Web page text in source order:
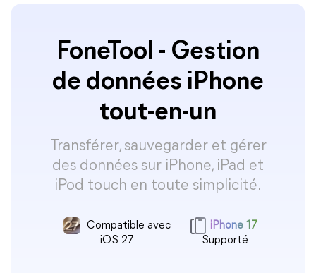
FoneTool - Gestion
de données iPhone
tout-en-un
Transférer, sauvegarder et gérer
des données sur iPhone, iPad et
iPod touch en toute simplicité.
Compatible avec
iOS 27
iPhone 17
Supporté